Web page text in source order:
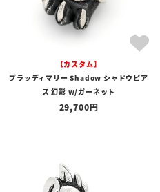
【カスタム】
ブラッディマリー Shadow シャドウピア
ス 幻影 w/ガーネット
29,700